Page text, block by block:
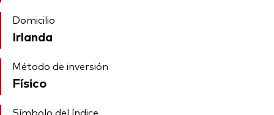
Domicilio
Irlanda
Método de inversión
Físico
Símbolo del índice